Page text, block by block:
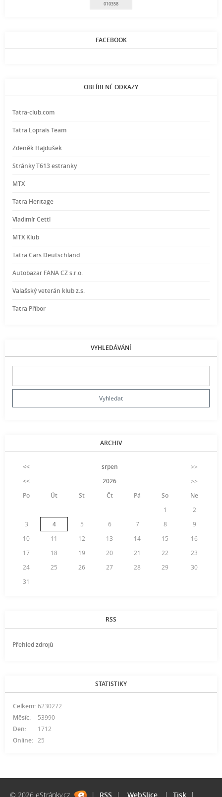
010358
FACEBOOK
OBLÍBENÉ ODKAZY
Tatra-club.com
Tatra Loprais Team
Zdeněk Hajdušek
Stránky T613 estranky
MTX
Tatra Heritage
Vladimír Cettl
MTX Klub
Tatra Cars Deutschland
Autobazar FANA CZ s.r.o.
Valašský veterán klub z.s.
Tatra Příbor
VYHLEDÁVÁNÍ
ARCHIV
<< srpen
>>
<<
2026
>>
Po
Út St Čt Pá So
Ne
1
2
3
4 5 6 7 8
9
10
11 12 13 14 15
16
17
18 19 20 21 22
23
24
25 26 27 28 29
30
31
RSS
Přehled zdrojů
STATISTIKY
Online: 25
Celkem: 6230272
Měsíc:
53990
Den:
1712
© 2026 eStránky.cz | RSS | WebSlice | Tisk |